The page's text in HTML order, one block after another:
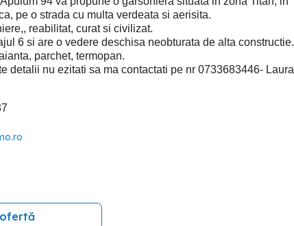
pe o strada cu multa verdeata si aerisita.
reabilitat, curat si civilizat.
6 si are o vedere deschisa neobturata de alta constructie.
parchet, termopan.
detalii nu ezitati sa ma contactati pe nr 0733683446- Laura